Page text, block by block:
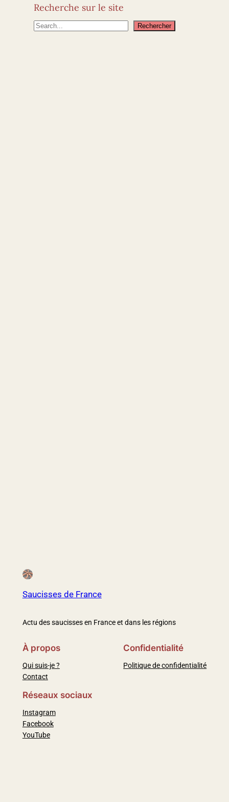
Recherche sur le site
R
Rechercher
Saucisses de France
Actu des saucisses en France et dans les régions
À propos
Qui suis-je ?
Contact
Confidentialité
Politique de confidentialité
Réseaux sociaux
Instagram
Facebook
YouTube